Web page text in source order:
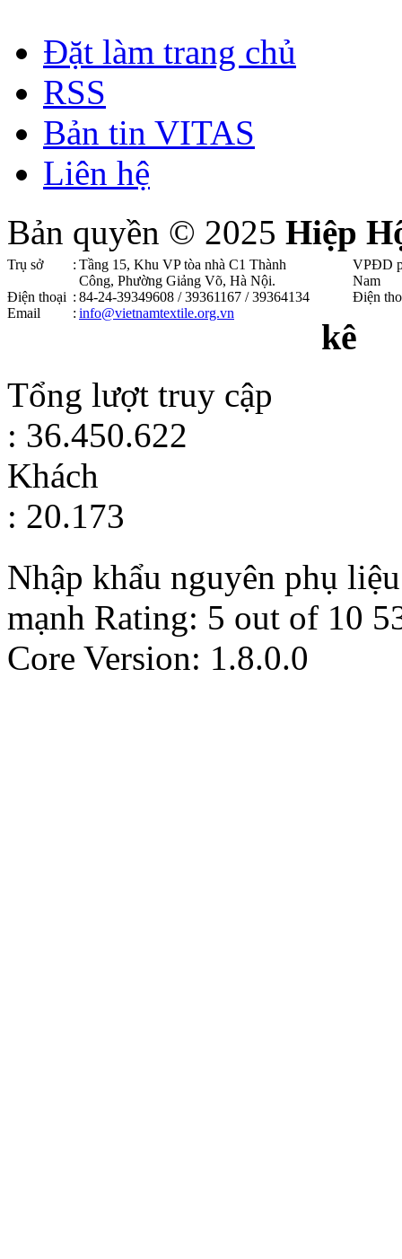
Đặt làm trang chủ
RSS
Bản tin VITAS
Liên hệ
Bản quyền © 2025 Hiệp
Trụ sở : Tầng 15, Khu VP tòa nhà C1 Thành
Công, Phường Giảng Võ, Hà Nội .
Điện thoại : 84-24-39349608 / 39361167 / 39364134
Email
: info@vietnamtextile.org.vn
VPĐD
Nam
Điện
kê
Tổng lượt truy cập
: 36.450.622
Khách
: 20.173
Nhập khẩu nguyên phụ
mạnh Rating: 5 out of 10
Core Version: 1.8.0.0